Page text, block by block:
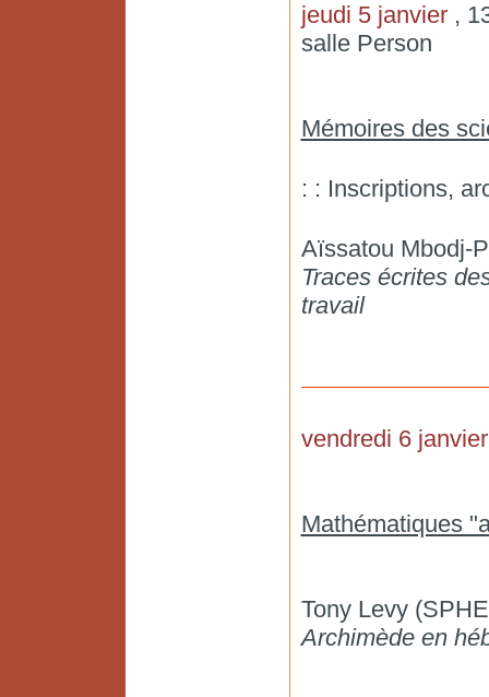
jeudi 5 janvier,
salle Person
Mémoires des
: : Inscriptions,
Aïssatou Mbodj-
Traces écrites
travail
vendredi 6 janvier
Mathématiques
Tony Levy
Archimède en